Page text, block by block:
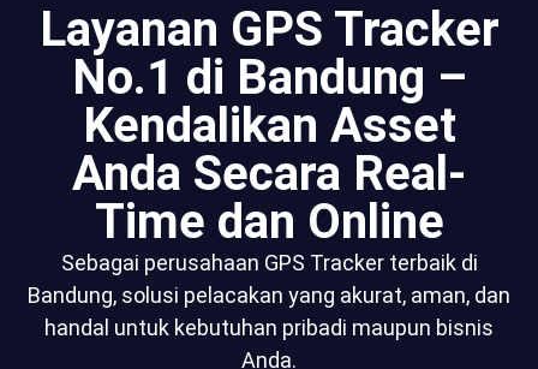
Layanan GPS Tracker
No.1 di Bandung –
Kendalikan Asset
Anda Secara Real-
Time dan Online
Sebagai perusahaan GPS Tracker terbaik di
Bandung, solusi pelacakan yang akurat, aman, dan
handal untuk kebutuhan pribadi maupun bisnis
Anda.